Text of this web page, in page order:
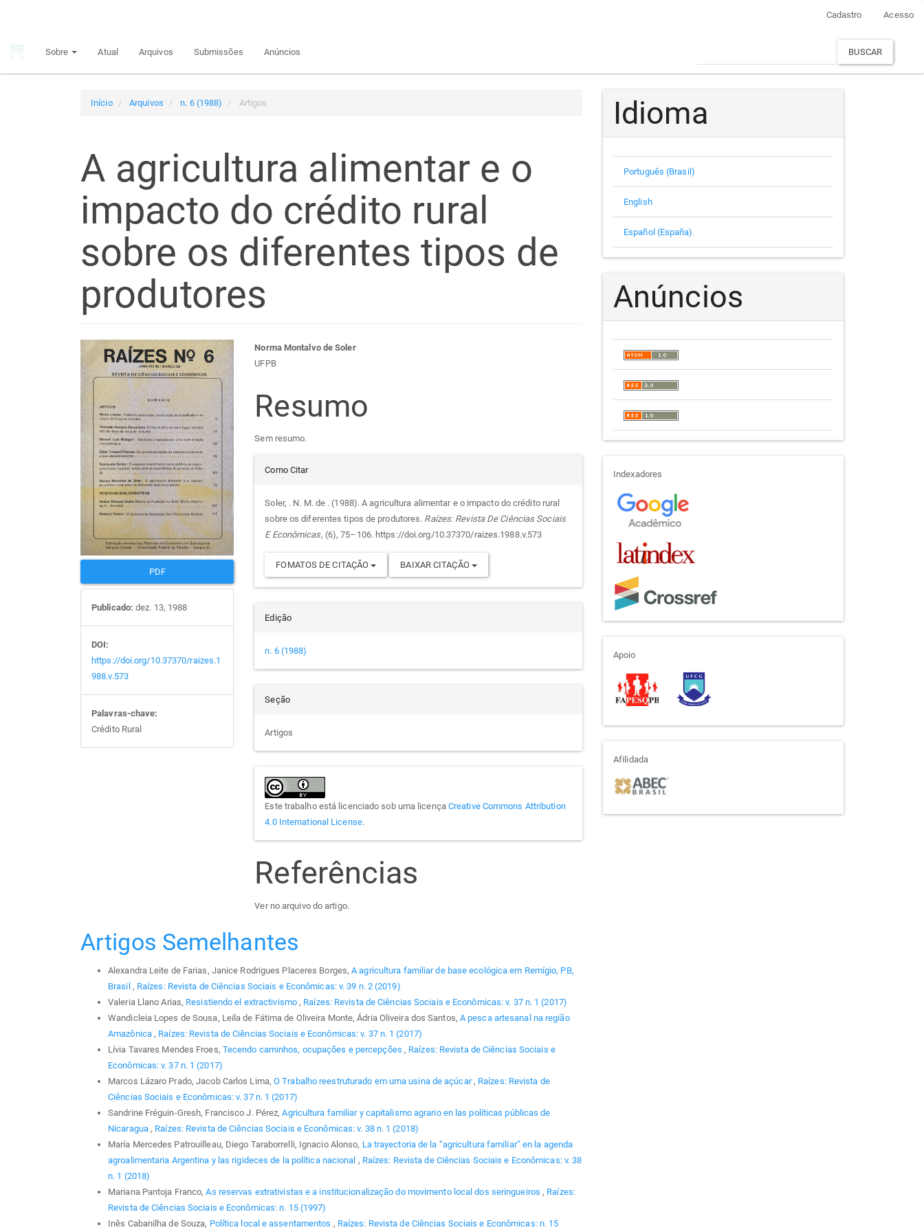
principal
Cadastro Acesso
Sobre Atual Arquivos Submissões Anúncios BUSCAR
Início Arquivos n. 6 (1988) Artigos
A agricultura alimentar e o
impacto do crédito rural
sobre os diferentes tipos de
produtores
Barra
lateral
de
artigos
PDF
Publicado: dez. 13, 1988
DOI:
https://doi.org/10.37370/raizes.1
988.v.573
Palavras-chave:
Crédito Rural
Conteúdo
do
artigo
principal
Norma Montalvo de Soler
UFPB
Resumo
Sem resumo.
Detalhes
do
artigo
Como Citar
Soler, . N. M. de . (1988). A agricultura alimentar e o impacto do crédito rural
sobre os diferentes tipos de produtores. Raízes: Revista De Ciências Sociais
E Econômicas, (6), 75–106. https://doi.org/10.37370/raizes.1988.v.573
FOMATOS DE CITAÇÃO BAIXAR CITAÇÃO
Edição
n. 6 (1988)
Seção
Artigos
Este trabalho está licenciado sob uma licença Creative Commons Attribution
4.0 International License.
Referências
Ver no arquivo do artigo.
Artigos Semelhantes
Alexandra Leite de Farias, Janice Rodrigues Placeres Borges,A agricultura familiar de base ecológica em Remígio, PB,
Brasil , Raízes: Revista de Ciências Sociais e Econômicas: v. 39 n. 2 (2019)
Valeria Llano Arias, Resistiendo el extractivismo, Raízes: Revista de Ciências Sociais e Econômicas: v. 37 n. 1 (2017)
Wandicleia Lopes de Sousa, Leila de Fátima de Oliveira Monte, Ádria Oliveira dos Santos, A pesca artesanal na região
Amazônica , Raízes: Revista de Ciências Sociais e Econômicas: v. 37 n. 1 (2017)
Lívia Tavares Mendes Froes, Tecendo caminhos, ocupações e percepções , Raízes: Revista de Ciências Sociais e
Econômicas: v. 37 n. 1 (2017)
Marcos Lázaro Prado, Jacob Carlos Lima,O Trabalho reestruturado em uma usina de açúcar, Raízes: Revista de
Ciências Sociais e Econômicas: v. 37 n. 1 (2017)
Sandrine Fréguin-Gresh, Francisco J. Pérez,Agricultura familiar y capitalismo agrario en las políticas públicas de
Nicaragua , Raízes: Revista de Ciências Sociais e Econômicas: v. 38 n. 1 (2018)
María Mercedes Patrouilleau, Diego Taraborrelli, Ignacio Alonso, La trayectoria de la “agricultura familiar” en la agenda
agroalimentaria Argentina y las rigideces de la política nacional , Raízes: Revista de Ciências Sociais e Econômicas: v. 38
n. 1 (2018)
Mariana Pantoja Franco,As reservas extrativistas e a institucionalização do movimento local dos seringueiros, Raízes:
Revista de Ciências Sociais e Econômicas: n. 15 (1997)
Inês Cabanilha de Souza, Política local e assentamentos , Raízes: Revista de Ciências Sociais e Econômicas: n. 15
Idioma
Português (Brasil)
English
Español (España)
Anúncios
indexadores
Indexadores
apoio
Apoio
afiliada
Afilidada